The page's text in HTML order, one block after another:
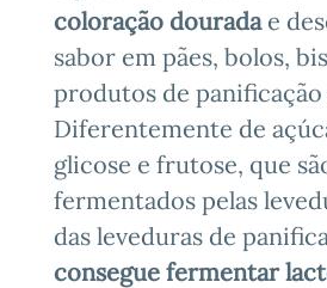
coloração douradae
sabor em pães, bolos,
produtos de panificação
Diferentemente de
glicose e frutose, que
fermentados pelas
das leveduras de
consegue fermentar